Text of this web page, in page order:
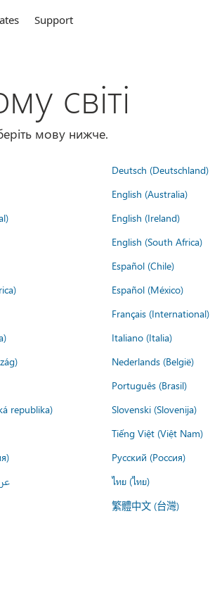
Support
світі
мову нижче.
Deutsch (Deutschland)
English (Australia)
English (Ireland)
English (South Africa)
Español (Chile)
Español (México)
Français (International)
Italiano (Italia)
Nederlands (België)
Português (Brasil)
republika) Slovenski (Slovenija)
Tiếng Việt (Việt Nam)
Русский (Россия)
ไทย (ไทย)
繁體中文 (台灣)